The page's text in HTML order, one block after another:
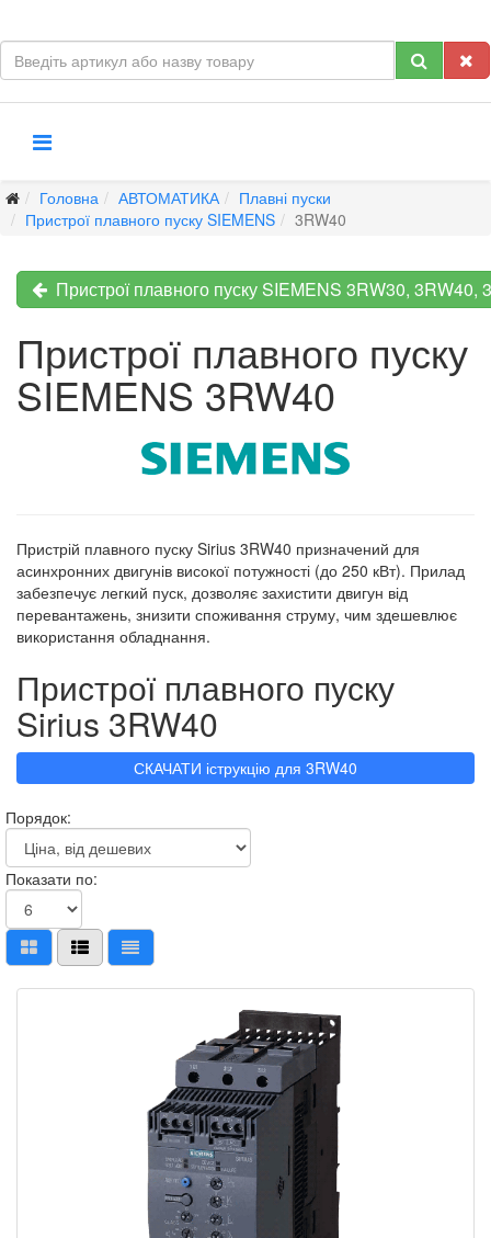
Головна АВТОМАТИКА
Плавні пуски
Пристрої плавного пуску SIEMENS
3RW40
Пристрої плавного пуску SIEMENS 3RW30, 3RW40,
Пристрої плавного пуску
SIEMENS 3RW40
Пристрій плавного пуску Sirius 3RW40 призначений для
асинхронних двигунів високої потужності (до 250 кВт). Прилад
забезпечує легкий пуск, дозволяє захистити двигун від
перевантажень, знизити споживання струму, чим здешевлює
використання обладнання.
Пристрої плавного пуску
Sirius 3RW40
СКАЧАТИ іструкцію для 3RW40
Порядок:
Показати по: